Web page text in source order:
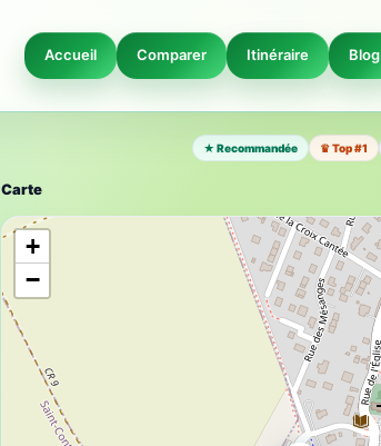
Accueil Comparer Itinéraire Blog
★ Recommandée ♛ Top #1
Carte
+
−